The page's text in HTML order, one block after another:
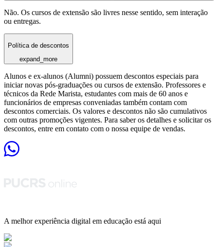
Não. Os cursos de extensão são livres nesse sentido, sem interação
ou entregas.
Política de descontos
expand_more
Alunos e ex-alunos (Alumni) possuem descontos especiais para
iniciar novas pós-graduações ou cursos de extensão. Professores e
técnicos da Rede Marista, estudantes com mais de 60 anos e
funcionários de empresas conveniadas também contam com
descontos comerciais. Os valores e descontos não são cumulativos
com outras promoções vigentes. Para saber os detalhes e solicitar os
descontos, entre em contato com o nossa equipe de vendas.
A melhor experiência digital em educação está aqui